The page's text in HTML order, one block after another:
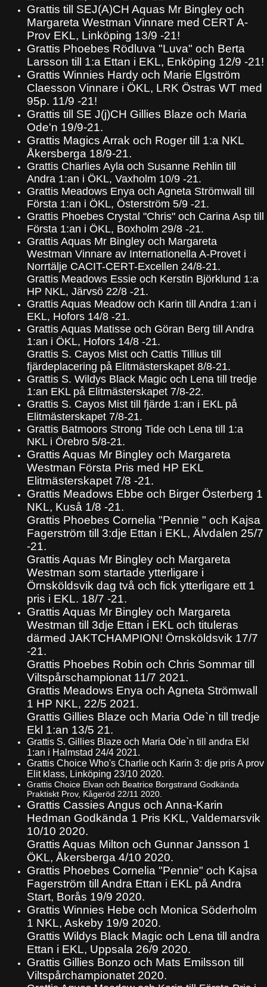
Grattis till SEJ(A)CH Aquas Mr Bingley och
Margareta Westman Vinnare med CERT A-
Prov EKL, Linköping 13/9 -21!
Grattis Phoebes Rödluva "Luva" och Berta
Larsson till 1:a Ettan i EKL, Enköping 12/9 -21!
Grattis Winnies Hardy och Marie Elgström
Claesson Vinnare i ÖKL, LRK Östras WT med
95p. 11/9 -21!
Grattis till SE J(j)CH Gillies Blaze och Maria
Ode'n 19/9-21.
Grattis Magics Arrak och Roger till 1:a NKL
Åkersberga 18/9-21.
Grattis Charlies Ayla och Susanne Rehlin till
Andra 1:an i ÖKL, Vaxholm 10/9 -21.
Grattis Meadows Enya och Agneta Strömwall till
Första 1:an i ÖKL, Österström 5/9 -21.
Grattis Phoebes Crystal "Chris" och Carina Asp till
Första 1:an i ÖKL, Boxholm 29/8 -21.
Grattis Aquas Mr Bingley och Margareta
Westman Vinnare av Internationella A-Provet i
Norrtälje CACIT-CERT-Excellen 24/8-21.
Grattis Meadows Essie och Kerstin Björklund 1:a
HP NKL, Järvsö 22/8 -21.
Grattis Aquas Meadow och Karin till Andra 1:an i
EKL, Hofors 14/8 -21.
Grattis Aquas Matisse och Göran Berg till Andra
1:an i ÖKL, Hofors 14/8 -21.
Grattis S. Cayos Mist och Cattis Tillius till
fjärdeplacering på Elitmästerskapet 8/8-21.
Grattis S. Wildys Black Magic och Lena till tredje
1:an EKL på Elitmästerskapet 7/8-22.
Grattis S. Cayos Mist till fjärde 1:an i EKL på
Elitmästerskapet 7/8-21.
Grattis Batmoors Strong Tide och Lena till 1:a
NKL i Örebro 5/8-21.
Grattis Aquas Mr Bingley och Margareta
Westman Första Pris med HP EKL
Elitmästerskapet 7/8 -21.
Grattis Meadows Ebbe och Birger Österberg 1
NKL, Kuså 1/8 -21.
Grattis Phoebes Cornelia "Pennie " och Kajsa
Fagerström till 3:dje Ettan i EKL, Älvdalen 25/7
-21.
Grattis Aquas Mr Bingley och Margareta
Westman som startade ytterligare i
Örnsköldsvik dag två och fick ytterligare ett 1
pris i EKL. 18/7 -21.
Grattis Aquas Mr Bingley och Margareta
Westman till 3dje Ettan i EKL och tituleras
därmed JAKTCHAMPION! Örnsköldsvik 17/7
-21.
Grattis Phoebes Robin och Chris Sommar till
Viltspårschampionat 11/7 2021.
Grattis Meadows Enya och Agneta Strömwall
1 HP NKL, 22/5 2021.
Grattis Gillies Blaze och Maria Ode`n till tredje
Ekl 1:an 13/5 21.
Grattis S. Gillies Blaze och Maria Ode`n till andra Ekl
1:an i Halmstad 24/4 2021.
Grattis Choice Who's Charlie och Karin 3: dje pris A prov
Elit klass, Linköping 23/10 2020.
Grattis Choice Elvan och Beatrice Borgstrand Godkända
Praktiskt Prov, Kågeröd 22/11 2020.
Grattis Cassies Angus och Anna-Karin
Hedman Godkända 1 Pris KKL, Valdemarsvik
10/10 2020.
Grattis Aquas Milton och Gunnar Jansson 1
ÖKL, Åkersberga 4/10 2020.
Grattis Phoebes Cornelia "Pennie" och Kajsa
Fagerström till Andra Ettan i EKL på Andra
Start, Borås 19/9 2020.
Grattis Winnies Hebe och Monica Söderholm
1 NKL, Askeby 19/9 2020.
Grattis Wildys Black Magic och Lena till andra
Ettan i EKL, Uppsala 26/9 2020.
Grattis Gillies Bonzo och Mats Emilsson till
Viltspårchampionatet 2020.